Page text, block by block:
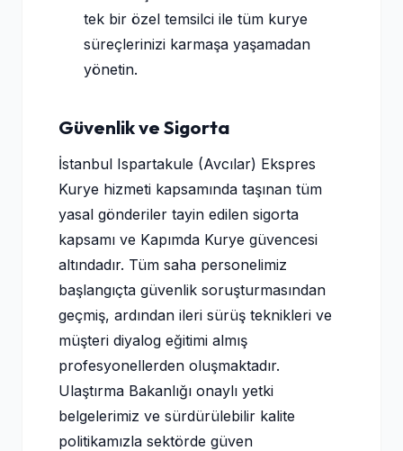
tek bir özel temsilci ile tüm kurye
süreçlerinizi karmaşa yaşamadan
yönetin.
Güvenlik ve Sigorta
İstanbul Ispartakule (Avcılar) Ekspres
Kurye hizmeti kapsamında taşınan tüm
yasal gönderiler tayin edilen sigorta
kapsamı ve Kapımda Kurye güvencesi
altındadır. Tüm saha personelimiz
başlangıçta güvenlik soruşturmasından
geçmiş, ardından ileri sürüş teknikleri ve
müşteri diyalog eğitimi almış
profesyonellerden oluşmaktadır.
Ulaştırma Bakanlığı onaylı yetki
belgelerimiz ve sürdürülebilir kalite
politikamızla sektörde güven